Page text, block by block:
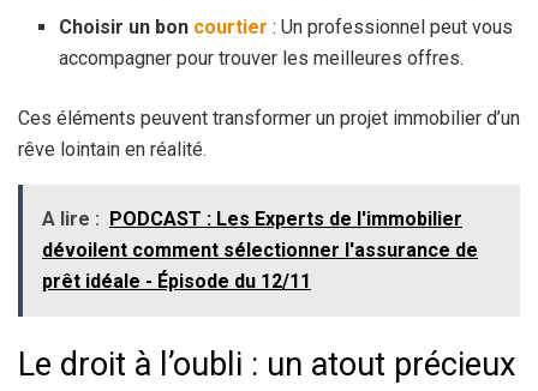
Choisir un bon courtier : Un professionnel peut vous
accompagner pour trouver les meilleures offres.
Ces éléments peuvent transformer un projet immobilier d’un
rêve lointain en réalité.
A lire : PODCAST : Les Experts de l'immobilier
dévoilent comment sélectionner l'assurance de
prêt idéale - Épisode du 12/11
Le droit à l’oubli : un atout précieux